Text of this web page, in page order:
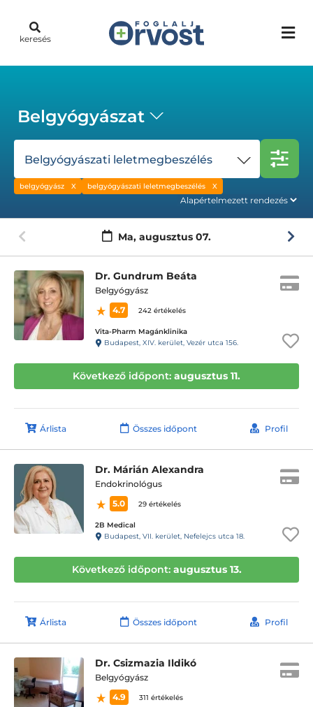
keresés
Belgyógyászat
Belgyógyászati leletmegbeszélés
belgyógyász belgyógyászati leletmegbeszélés
Ma, augusztus 07.
Dr. Gundrum Beáta
Belgyógyász
4.7
242 értékelés
Vita-Pharm Magánklinika
Budapest, XIV. kerület, Vezér utca 156.
Következő időpont: augusztus 11.
Árlista Összes időpont Profil
Dr. Márián Alexandra
Endokrinológus
5.0
29 értékelés
2B Medical
Budapest, VII. kerület, Nefelejcs utca 18.
Következő időpont: augusztus 13.
Árlista Összes időpont Profil
Dr. Csizmazia Ildikó
Belgyógyász
4.9
311 értékelés